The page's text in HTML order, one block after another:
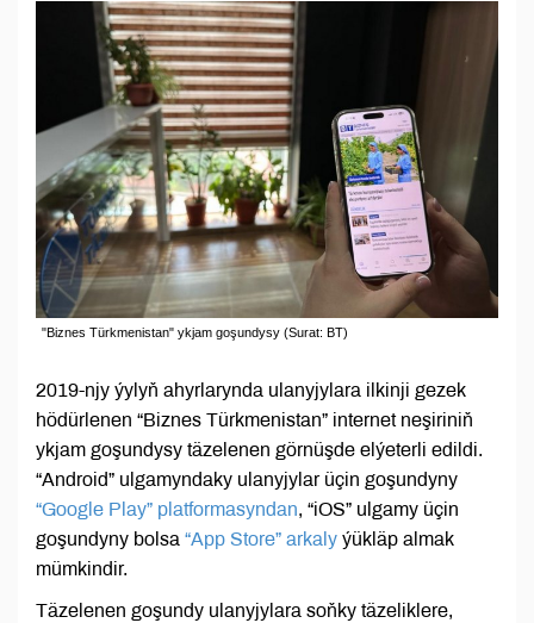
"Biznes Türkmenistan" ykjam goşundysy (Surat: BT)
2019-njy ýylyň ahyrlarynda ulanyjylara ilkinji gezek
hödürlenen “Biznes Türkmenistan” internet neşiriniň
ykjam goşundysy täzelenen görnüşde elýeterli edildi.
“Android” ulgamyndaky ulanyjylar üçin goşundyny
“Google Play” platformasyndan, “iOS” ulgamy üçin
goşundyny bolsa “App Store” arkaly ýükläp almak
mümkindir.
Täzelenen goşundy ulanyjylara soňky täzeliklere,